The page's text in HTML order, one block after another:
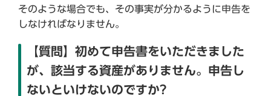
そのような場合でも、その事実が分かるように申告を
しなければなりません。
【質問】初めて申告書をいただきました
が、該当する資産がありません。申告し
ないといけないのですか?